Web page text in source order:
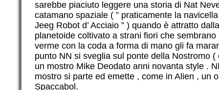
sarebbe piaciuto leggere una storia di Nat
catamano spaziale ( ” praticamente la
Jeeg Robot d’ Acciaio ” ) quando è attratto
planetoide coltivato a strani fiori che
verme con la coda a forma di mano gli fa
punto NN si sveglia sul ponte della Nostromo
un mostro Mike Deodato anni novanta style .
mostro si parte ed emette , come in Alien , un
Spaccabol.